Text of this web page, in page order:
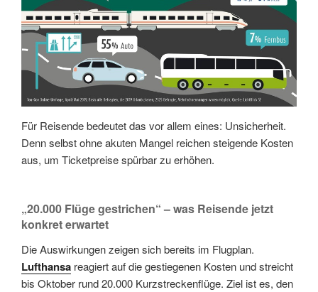
Für Reisende bedeutet das vor allem eines: Unsicherheit.
Denn selbst ohne akuten Mangel reichen steigende Kosten
aus, um Ticketpreise spürbar zu erhöhen.
„20.000 Flüge gestrichen“ – was Reisende jetzt
konkret erwartet
Die Auswirkungen zeigen sich bereits im Flugplan.
Lufthansa reagiert auf die gestiegenen Kosten und streicht
bis Oktober rund 20.000 Kurzstreckenflüge. Ziel ist es, den